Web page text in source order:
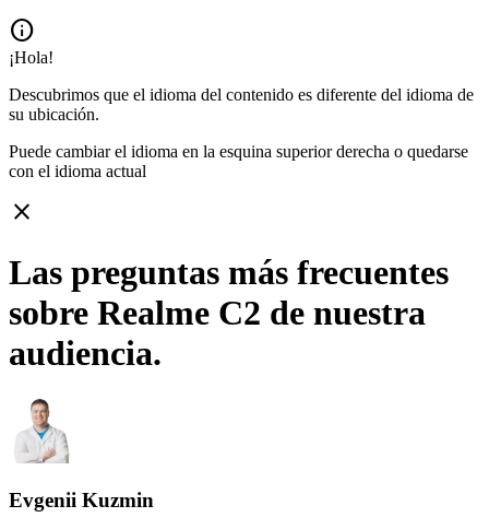
info
¡Hola!
Descubrimos que el idioma del contenido es diferente del idioma de
su ubicación.
Puede cambiar el idioma en la esquina superior derecha o quedarse
con el idioma actual
close
Las preguntas más frecuentes
sobre Realme C2 de nuestra
audiencia.
Evgenii Kuzmin